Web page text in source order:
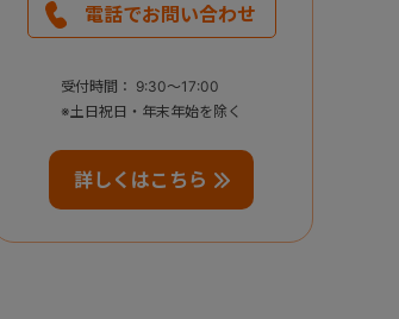
電話でお問い合わせ
受付時間： 9:30～17:00
※土日祝日・年末年始を除く
詳しくはこちら